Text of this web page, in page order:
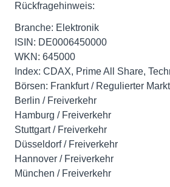
Rückfragehinweis:
Branche: Elektronik
ISIN: DE0006450000
WKN: 645000
Index: CDAX, Prime All Share,
Börsen: Frankfurt / Regulierter
Berlin / Freiverkehr
Hamburg / Freiverkehr
Stuttgart / Freiverkehr
Düsseldorf / Freiverkehr
Hannover / Freiverkehr
München / Freiverkehr